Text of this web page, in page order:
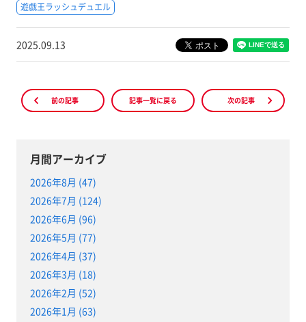
遊戯王ラッシュデュエル
2025.09.13
前の記事 記事一覧に戻る 次の記事
月間アーカイブ
2026年8月 (47)
2026年7月 (124)
2026年6月 (96)
2026年5月 (77)
2026年4月 (37)
2026年3月 (18)
2026年2月 (52)
2026年1月 (63)